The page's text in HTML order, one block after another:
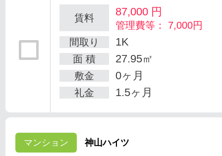
賃料 87,000 円
管理費等： 7,000円
間取り
1K
面 積 27.95㎡
敷金 0ヶ月
礼金 1.5ヶ月
マンション 神山ハイツ